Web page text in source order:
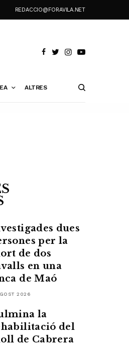
REDACCIO@FORAVILA.NET
ALTRES
dues
per la
de dos
en una
de Maó
2026
la
del
de Cabrera